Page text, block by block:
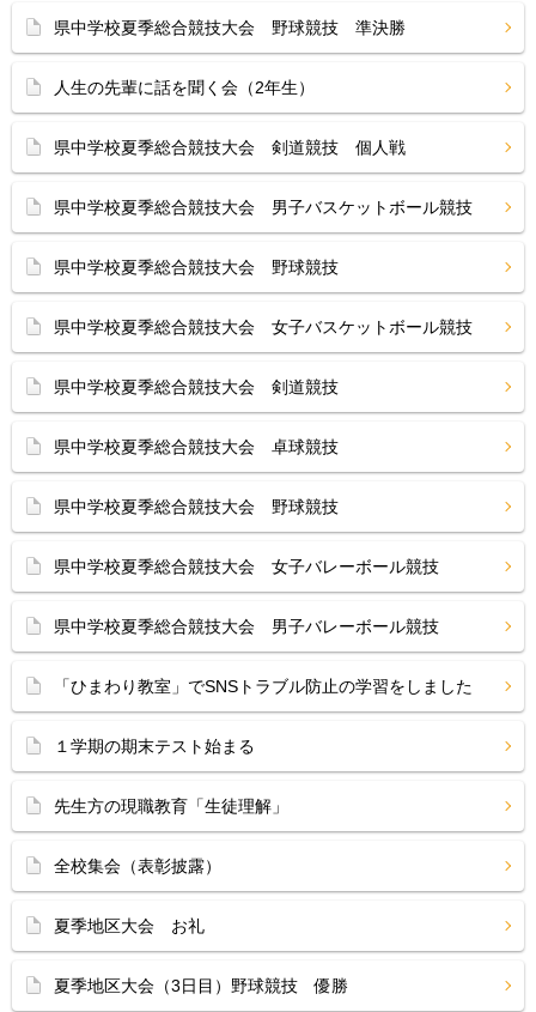
県中学校夏季総合競技大会 野球競技 準決勝
人生の先輩に話を聞く会（2年生）
県中学校夏季総合競技大会 剣道競技 個人戦
県中学校夏季総合競技大会 男子バスケットボール競技
県中学校夏季総合競技大会 野球競技
県中学校夏季総合競技大会 女子バスケットボール競技
県中学校夏季総合競技大会 剣道競技
県中学校夏季総合競技大会 卓球競技
県中学校夏季総合競技大会 野球競技
県中学校夏季総合競技大会 女子バレーボール競技
県中学校夏季総合競技大会 男子バレーボール競技
「ひまわり教室」でSNSトラブル防止の学習をしました
１学期の期末テスト始まる
先生方の現職教育「生徒理解」
全校集会（表彰披露）
夏季地区大会 お礼
夏季地区大会（3日目）野球競技 優勝